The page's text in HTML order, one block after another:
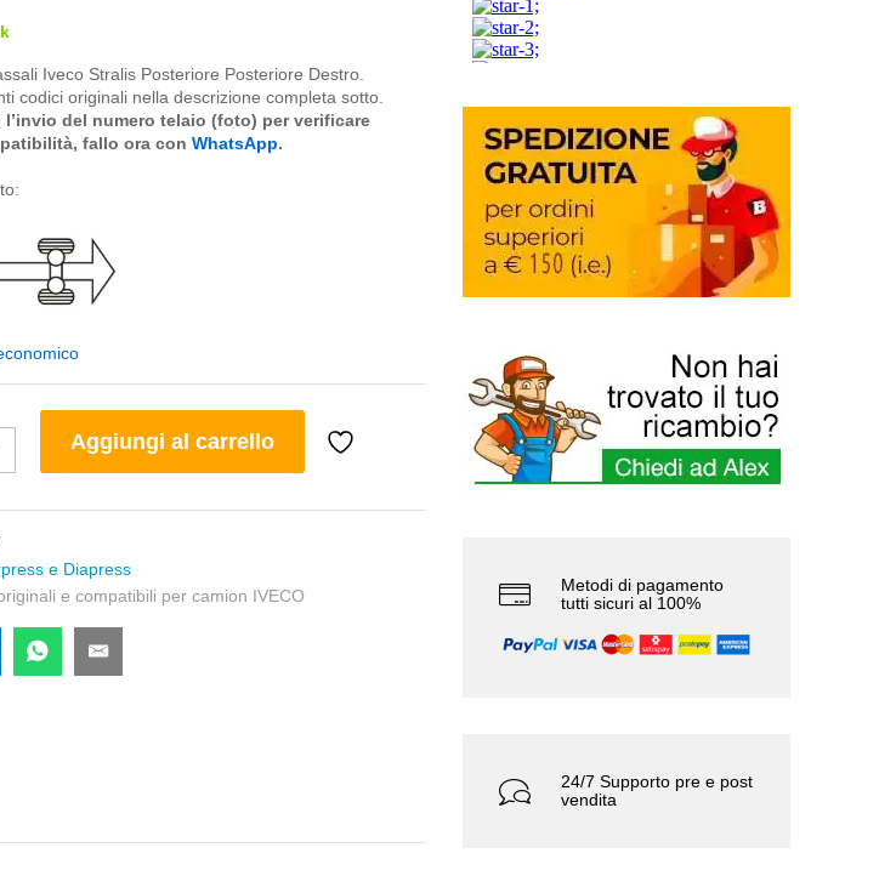
Iveco Stralis Posteriore Posteriore Destro.
codici originali nella descrizione completa sotto.
del numero telaio (foto) per verificare
fallo ora conWhatsApp.
Aggiungi al carrello
e Diapress
e compatibili per camion IVECO
Metodi di pagamento
tutti sicuri al 100%
24/7 Supporto pre e post
vendita